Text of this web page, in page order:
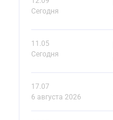
Сегодня
11.05
Сегодня
17.07
6 августа 2026